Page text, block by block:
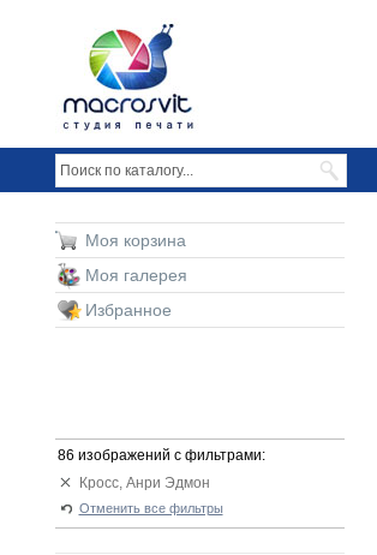
Моя корзина
Моя галерея
Избранное
86 изображений с фильтрами:
Кросс, Анри Эдмон
Отменить все фильтры